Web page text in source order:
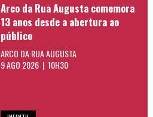
Arco da Rua Augusta comemora
13 anos desde a abertura ao
público
ARCO DA RUA AUGUSTA
9 AGO 2026 | 10H30